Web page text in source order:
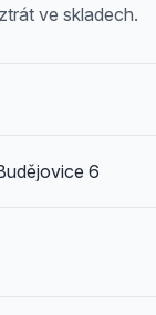
ve skladech.
6